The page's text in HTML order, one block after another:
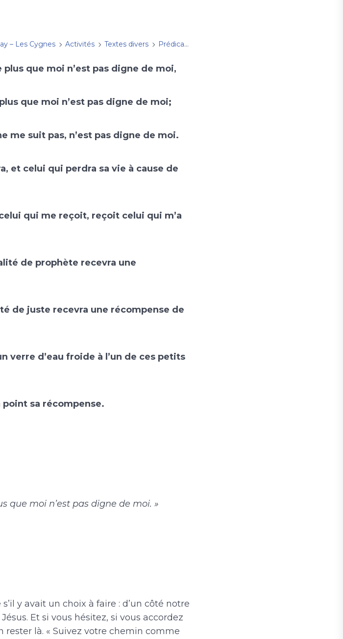
– Les Cygnes Activités Textes divers Prédications
que moi n’est pas digne de moi,
que moi n’est pas digne de moi;
me suit pas, n’est pas digne de moi.
et celui qui perdra sa vie à cause de
qui me reçoit, reçoit celui qui m’a
de prophète recevra une
de juste recevra une récompense de
verre d’eau froide à l’un de ces petits
sa récompense.
que moi n’est pas digne de moi. »
y avait un choix à faire : d’un côté notre
Et si vous hésitez, si vous accordez
rester là. « Suivez votre chemin comme